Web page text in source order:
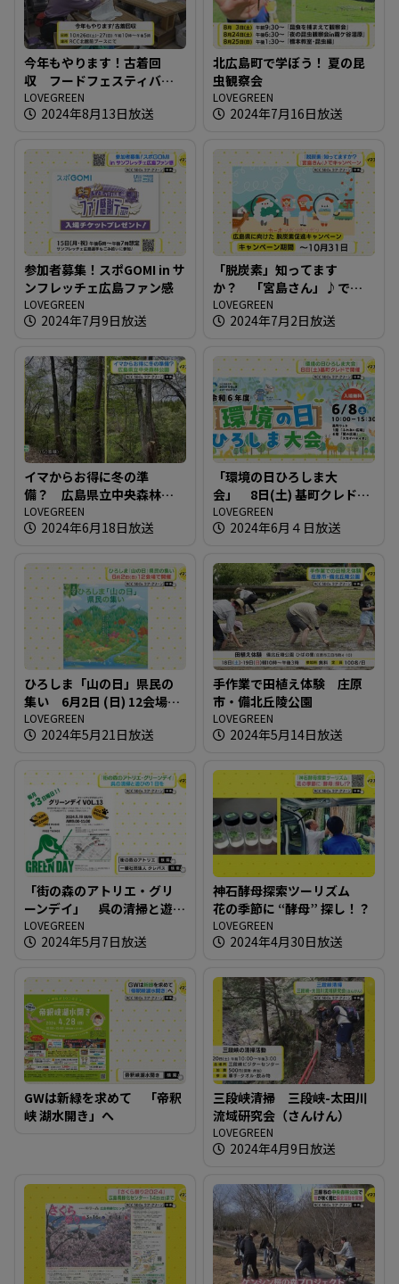
今年もやります！古着回
収 フードフェスティバル
の会場で
LOVEGREEN
2024年8月13日放送
北広島町で学ぼう！ 夏の昆
虫観察会
LOVEGREEN
2024年7月16日放送
参加者募集！スポGOMI in サ
ンフレッチェ広島ファン感
LOVEGREEN
2024年7月9日放送
「脱炭素」知ってます
か？ 「宮島さん」♪でキ
ャンペーン
LOVEGREEN
2024年7月2日放送
イマからお得に冬の準
備？ 広島県立中央森林公
園
LOVEGREEN
2024年6月18日放送
「環境の日ひろしま大
会」 8日(土) 基町クレドで
開催
LOVEGREEN
2024年6月４日放送
ひろしま「山の日」県民の
集い 6月2日 (日) 12会場で
開催
LOVEGREEN
2024年5月21日放送
手作業で田植え体験 庄原
市・備北丘陵公園
LOVEGREEN
2024年5月14日放送
「街の森のアトリエ・グリ
ーンデイ」 呉の清掃と遊
びの１日を
LOVEGREEN
2024年5月7日放送
神石酵母探索ツーリズム
花の季節に “酵母” 探し！？
LOVEGREEN
2024年4月30日放送
GWは新緑を求めて 「帝釈
峡 湖水開き」へ
三段峡清掃 三段峡-太田川
流域研究会（さんけん）
LOVEGREEN
2024年4月9日放送